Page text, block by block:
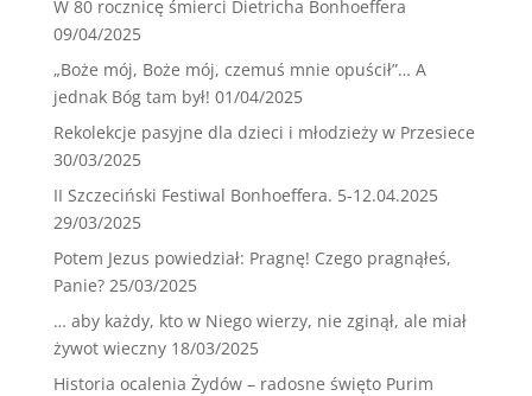
W 80 rocznicę śmierci Dietricha Bonhoeffera
09/04/2025
„Boże mój, Boże mój, czemuś mnie opuścił”… A
jednak Bóg tam był! 01/04/2025
Rekolekcje pasyjne dla dzieci i młodzieży w Przesiece
30/03/2025
II Szczeciński Festiwal Bonhoeffera. 5-12.04.2025
29/03/2025
Potem Jezus powiedział: Pragnę! Czego pragnąłeś,
Panie? 25/03/2025
… aby każdy, kto w Niego wierzy, nie zginął, ale miał
żywot wieczny 18/03/2025
Historia ocalenia Żydów – radosne święto Purim